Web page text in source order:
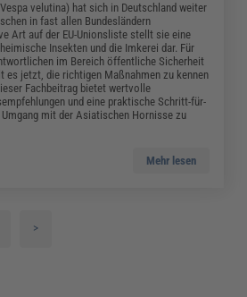
velutina) hat sich in Deutschland weiter
in fast allen Bundesländern
Art auf der EU-Unionsliste stellt sie eine
Insekten und die Imkerei dar. Für
im Bereich öffentliche Sicherheit
es jetzt, die richtigen Maßnahmen zu kennen
Fachbeitrag bietet wertvolle
und eine praktische Schritt-für-
mit der Asiatischen Hornisse zu
Mehr lesen
>